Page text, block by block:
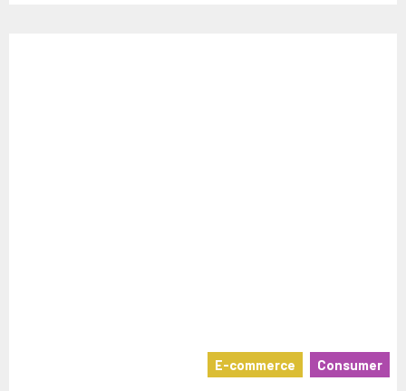
E-commerce Consumer